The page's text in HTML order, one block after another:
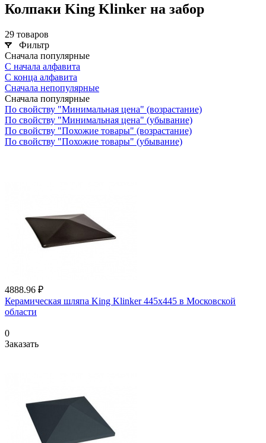
Колпаки King Klinker на забор
29 товаров
Фильтр
Сначала популярные
С начала алфавита
С конца алфавита
Сначала непопулярные
Сначала популярные
По свойству "Минимальная цена" (возрастание)
По свойству "Минимальная цена" (убывание)
По свойству "Похожие товары" (возрастание)
По свойству "Похожие товары" (убывание)
4888.96 ₽
Керамическая шляпа King Klinker 445х445 в Московской
области
0
Заказать